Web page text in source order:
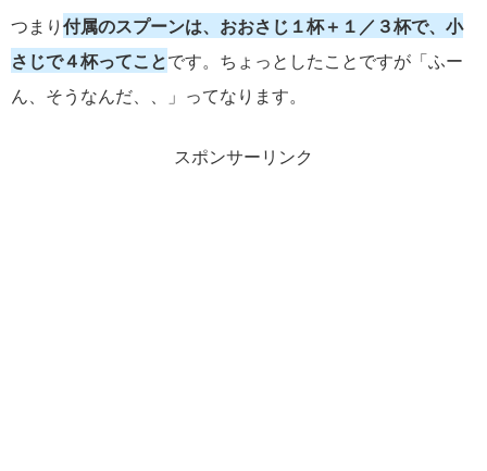
つまり付属のスプーンは、おおさじ１杯＋１／３杯で、小
さじで４杯ってことです。ちょっとしたことですが「ふー
ん、そうなんだ、、」ってなります。
スポンサーリンク